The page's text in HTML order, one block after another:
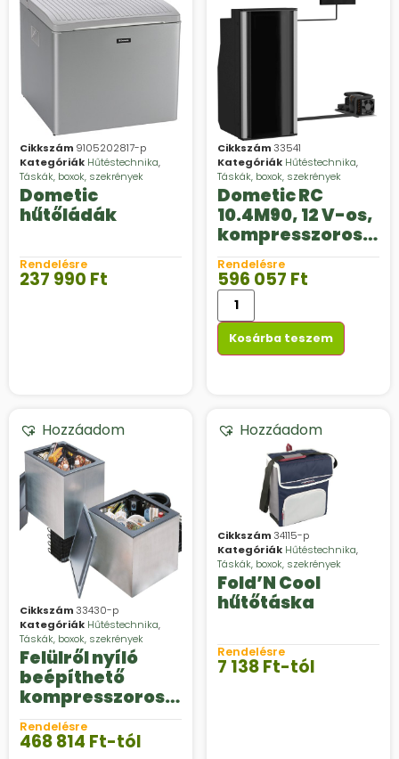
Cikkszám 9105202817-p
Kategóriák Hűtéstechnika,
Táskák, boxok, szekrények
Dometic
hűtőládák
Rendelésre
237 990 Ft
Cikkszám 33541
Kategóriák Hűtéstechnika,
Táskák, boxok, szekrények
Dometic RC
10.4M90, 12 V-os,
kompresszoros
hűtőszekrény 90
l, duplazsanéros
ajtó
Rendelésre
596 057 Ft
Kosárba teszem
Hozzáadom
Cikkszám 33430-p
Kategóriák Hűtéstechnika,
Táskák, boxok, szekrények
Felülről nyíló
beépíthető
kompresszoros
hűtőszekrény,
Dometic
Rendelésre
468 814 Ft-tól
Hozzáadom
Cikkszám 34115-p
Kategóriák Hűtéstechnika,
Táskák, boxok, szekrények
Fold’N Cool
hűtőtáska
Rendelésre
7 138Ft-tól